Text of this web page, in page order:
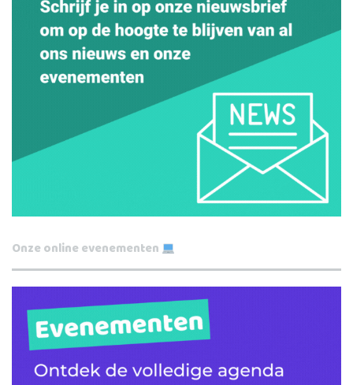
Onze online evenementen